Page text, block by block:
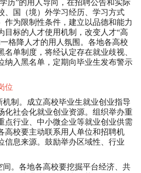
历”的用人导向，在招聘公告和实际
、国（境）外学习经历、学习方式
作为限制性条件，建立以品德和能力
目标的人才使用机制，改变人才“高
格降人才的用人氛围。各地各高校
名单制度，将经认定存在就业歧视、
纳入黑名单，定期向毕业生发布警示
位
机制。成立高校毕业生就业创业指导
化社会化就业创业资源。组织举办重
点行业、中小微企业等就业创业供需
高校要主动联系用人单位和招聘机
信息来源。鼓励举办区域性、行业
间。各地各高校要挖掘平台经济、共